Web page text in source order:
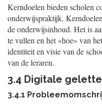
Kerndoelen bieden scholen
onderwijspraktijk.
de onderwijsinhoud. Het is
te vullen en het «hoe» van
identiteit en visie van de
van de leraren.
3.4 Digitale
3.4.1